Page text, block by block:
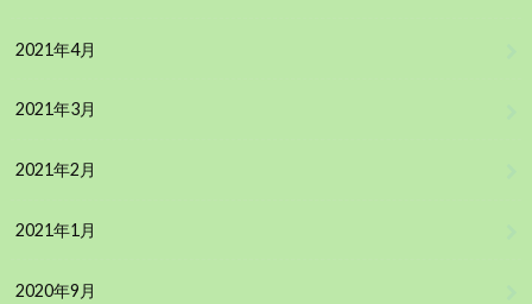
2021年4月
2021年3月
2021年2月
2021年1月
2020年9月